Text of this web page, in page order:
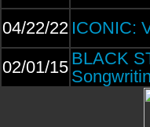
04/22/22 ICONIC:
02/01/15 BLACK